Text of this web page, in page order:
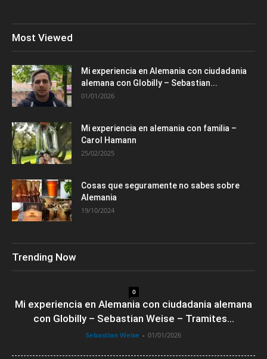
Most Viewed
Mi experiencia en Alemania con ciudadania
alemana con Globilly – Sebastian...
01/01/2026
Mi experiencia en alemania con familia –
Carol Hamann
25/02/2025
Cosas que seguramente no sabes sobre
Alemania
19/10/2024
Trending Now
0
Mi experiencia en Alemania con ciudadania alemana
con Globilly – Sebastian Weise – Tramites...
Sebastian Weise - 01/01/2026